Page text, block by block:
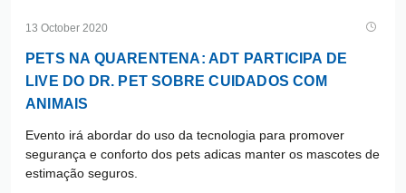
13 October 2020
PETS NA QUARENTENA: ADT PARTICIPA DE
LIVE DO DR. PET SOBRE CUIDADOS COM
ANIMAIS
Evento irá abordar do uso da tecnologia para promover
segurança e conforto dos pets adicas manter os mascotes de
estimação seguros.